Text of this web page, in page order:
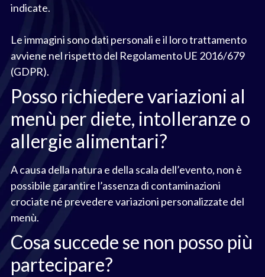
indicate.
Le immagini sono dati personali e il loro trattamento
avviene nel rispetto del Regolamento UE 2016/679
(GDPR).
Posso richiedere variazioni al
menù per diete, intolleranze o
allergie alimentari?
A causa della natura e della scala dell’evento, non è
possibile garantire l’assenza di contaminazioni
crociate né prevedere variazioni personalizzate del
menù.
Cosa succede se non posso più
partecipare?